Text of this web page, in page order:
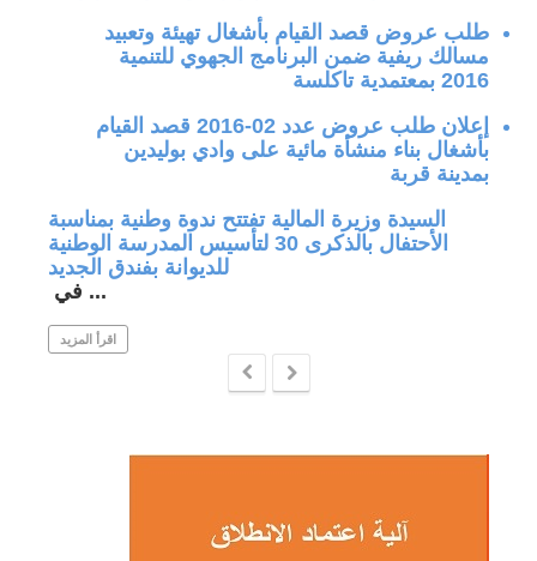
طلب عروض قصد القيام بأشغال تهيئة وتعبيد
مسالك ريفية ضمن البرنامج الجهوي للتنمية
2016 بمعتمدية تاكلسة
إعلان طلب عروض عدد 02-2016 قصد القيام
بأشغال بناء منشأة مائية على وادي بوليدين
بمدينة قربة
السيدة وزيرة المالية تفتتح ندوة وطنية بمناسبة
الأحتفال بالذكرى 30 لتأسيس المدرسة الوطنية
للديوانة بفندق الجديد
في ...
اقرأ المزيد